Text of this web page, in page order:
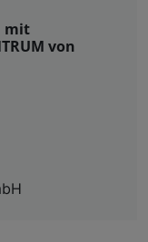
mit
von